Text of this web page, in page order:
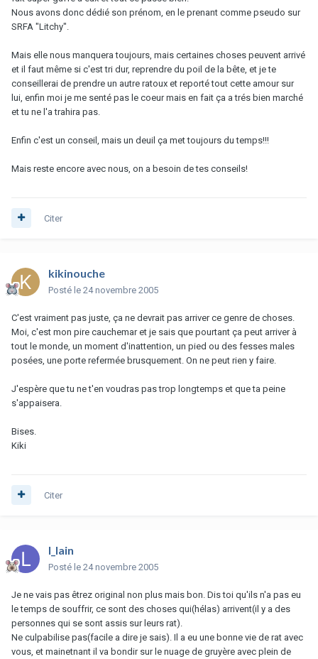
Nous avons donc dédié son prénom, en le prenant comme pseudo sur
SRFA "Litchy".
Mais elle nous manquera toujours, mais certaines choses peuvent arrivé
et il faut même si c'est tri dur, reprendre du poil de la bête, et je te
conseillerai de prendre un autre ratoux et reporté tout cette amour sur
lui, enfin moi je me senté pas le coeur mais en fait ça a trés bien marché
et tu ne l'a trahira pas.
Enfin c'est un conseil, mais un deuil ça met toujours du temps!!!
Mais reste encore avec nous, on a besoin de tes conseils!
Citer
kikinouche
Posté le 24 novembre 2005
C'est vraiment pas juste, ça ne devrait pas arriver ce genre de choses.
Moi, c'est mon pire cauchemar et je sais que pourtant ça peut arriver à
tout le monde, un moment d'inattention, un pied ou des fesses males
posées, une porte refermée brusquement. On ne peut rien y faire.
J'espère que tu ne t'en voudras pas trop longtemps et que ta peine
s'appaisera.
Bises.
Kiki
Citer
l_lain
Posté le 24 novembre 2005
Je ne vais pas êtrez original non plus mais bon. Dis toi qu'ils n'a pas eu
le temps de souffrir, ce sont des choses qui(hélas) arrivent(il y a des
personnes qui se sont assis sur leurs rat).
Ne culpabilise pas(facile a dire je sais). Il a eu une bonne vie de rat avec
vous, et mainetnant il va bondir sur le nuage de gruyère avec plein de